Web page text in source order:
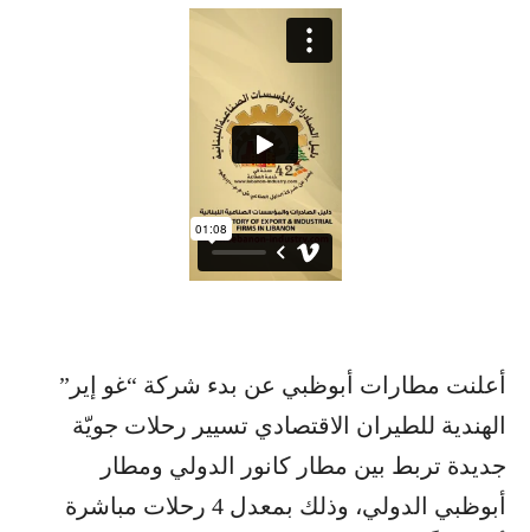
أعلنت مطارات أبوظبي عن بدء شركة “غو إير”
الهندية للطيران الاقتصادي تسيير رحلات جويّة
جديدة تربط بين مطار كانور الدولي ومطار
أبوظبي الدولي، وذلك بمعدل 4 رحلات مباشرة